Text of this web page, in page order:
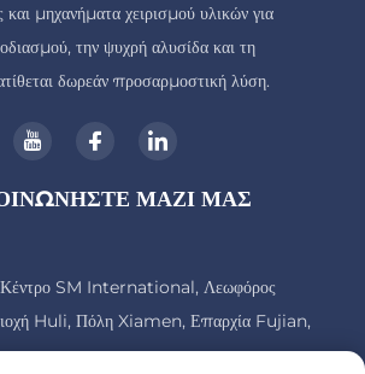
μηχανήματα χειρισμού υλικών για
την ψυχρή αλυσίδα και τη
δωρεάν προσαρμοστική λύση.
ΜΑΖΙ ΜΑΣ
SM International, Λεωφόρος
Huli, Πόλη Xiamen, Επαρχία Fujian,